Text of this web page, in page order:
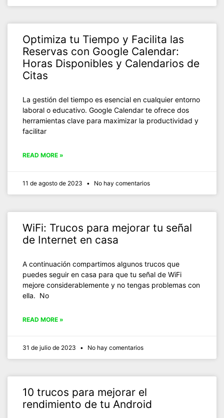
Optimiza tu Tiempo y Facilita las
Reservas con Google Calendar:
Horas Disponibles y Calendarios de
Citas
La gestión del tiempo es esencial en cualquier entorno
laboral o educativo. Google Calendar te ofrece dos
herramientas clave para maximizar la productividad y
facilitar
READ MORE »
11 de agosto de 2023 No hay comentarios
WiFi: Trucos para mejorar tu señal
de Internet en casa
A continuación compartimos algunos trucos que
puedes seguir en casa para que tu señal de WiFi
mejore considerablemente y no tengas problemas con
ella. No
READ MORE »
31 de julio de 2023 No hay comentarios
10 trucos para mejorar el
rendimiento de tu Android